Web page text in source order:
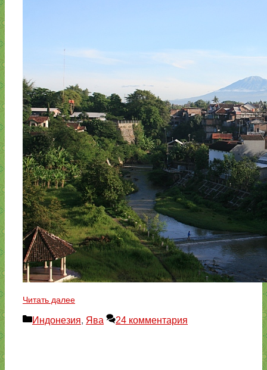
Читать далее
Рубрики
Индонезия, Ява 24 комментария